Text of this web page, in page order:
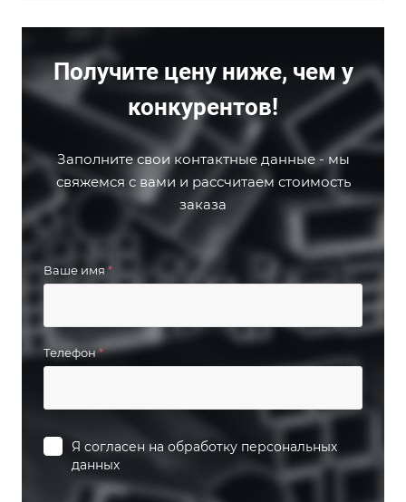
Получите цену ниже, чем у
конкурентов!
Заполните свои контактные данные - мы
свяжемся с вами и рассчитаем стоимость
заказа
Ваше имя *
Телефон*
Я согласен на обработку персональных
данных